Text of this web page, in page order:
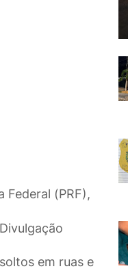
Federal (PRF),
em ruas e